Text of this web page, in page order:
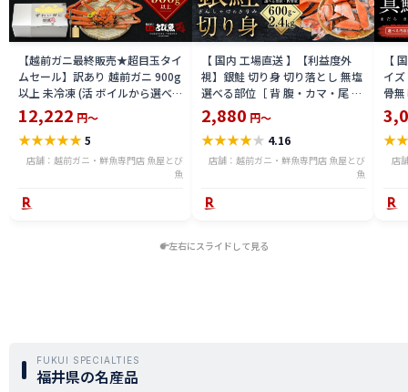
【越前ガニ最終販売★超目玉タイ
ムセール】訳あり 越前ガニ 900g
以上 未冷凍 (活 ボイルから選べ
る) 福井県産 国産 産地直送 脚折
れ 訳ありカニ 越前がに ズワイガ
ニ 越前 かに 送料無料 etz-900w
12,222 円～
★★★★★5
店舗：越前ガニ・鮮魚専門店 魚屋とび
魚
【 国内 工場直送 】【利益度外
視】銀鮭 切り身 切り落とし 無塩
選べる部位［ 背 腹・カマ・尾 ］
600g〜2.4kg 骨取り・骨無し 骨
あり 切り落とし 骨取り・骨無し
切身 ses2301-12ka
2,880 円～
★★★★★ 4.16
店舗：越前ガニ・鮮魚専門店 魚屋とび
魚
【
イ
骨
(真
ライ
★
店
左右にスライドして見る
FUKUI SPECIALTIES
福井県の名産品